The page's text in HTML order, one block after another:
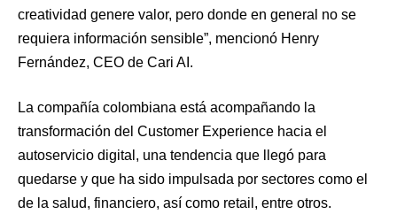
creatividad genere valor, pero donde en general no se
requiera información sensible”, mencionó Henry
Fernández, CEO de Cari AI.
La compañía colombiana está acompañando la
transformación del Customer Experience hacia el
autoservicio digital, una tendencia que llegó para
quedarse y que ha sido impulsada por sectores como el
de la salud, financiero, así como retail, entre otros.